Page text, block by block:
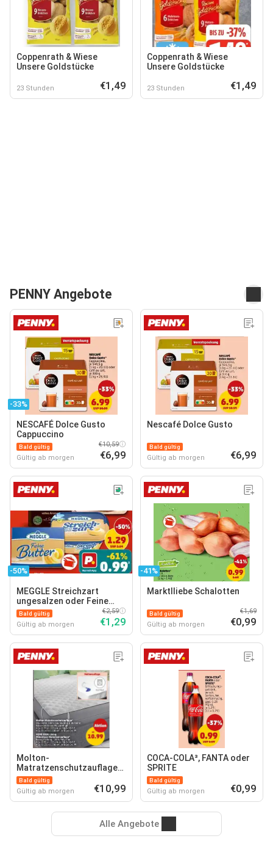
Coppenrath & Wiese
Unsere Goldstücke
23 Stunden €1,49
Coppenrath & Wiese
Unsere Goldstücke
23 Stunden €1,49
PENNY Angebote
-33%
NESCAFÉ Dolce Gusto
Cappuccino
Bald gültig
Gültig ab morgen
€10,59
€6,99
Nescafé Dolce Gusto
Bald gültig
Gültig ab morgen €6,99
-50%
MEGGLE Streichzart
ungesalzen oder Feine
Butter
Bald gültig
Gültig ab morgen
€2,59
€1,29
-41%
Marktlliebe Schalotten
Bald gültig
Gültig ab morgen
€1,69
€0,99
Molton-
Matratzenschutzauflage*
HOME IDEAS Living
Mikrofaser-
Matratzenauflage*
Bald gültig
Gültig ab morgen €10,99
COCA-COLA³, FANTA oder
SPRITE
Bald gültig
Gültig ab morgen €0,99
Alle Angebote